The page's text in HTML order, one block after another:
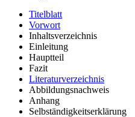
Titelblatt
Vorwort
Inhaltsverzeichnis
Einleitung
Hauptteil
Fazit
Literaturverzeichnis
Abbildungsnachweis
Anhang
Selbständigkeitserklärung